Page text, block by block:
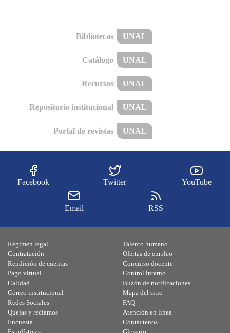
Bibliotecas UNAL
Catálogo UNAL
Recursos UNAL
Repositorio institucional UNAL
Portal de revistas UNAL
Facebook Twitter YouTube
Email RSS
Régimen legal
Contratación
Rendición de cuentas
Pago virtual
Calidad
Talento humano
Ofertas de empleo
Concurso docente
Control interno
Buzón de notificaciones
Correo institucional
Redes Sociales
Quejas y reclamos
Encuesta
Mapa del sitio
FAQ
Atención en línea
Contáctenos